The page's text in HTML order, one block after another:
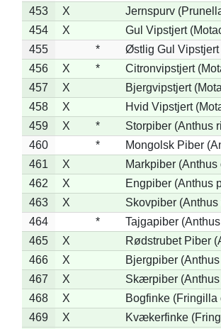
453
X
Jernspurv
454
X
Gul Vipstjert
455
*
Østlig Gul
456
X *
Citronvipstjert
457
X
Bjergvipstjert
458
X
Hvid Vipstjert
459
X *
Storpiber (Anthus
460
*
Mongolsk Piber
461
X
Markpiber (Anthus
462
X
Engpiber (Anthus
463
X
Skovpiber
464
*
Tajgapiber
465
X
Rødstrubet Piber
466
X
Bjergpiber
467
X
Skærpiber (Anthus
468
X
Bogfinke (Fringilla
469
X
Kvækerfinke